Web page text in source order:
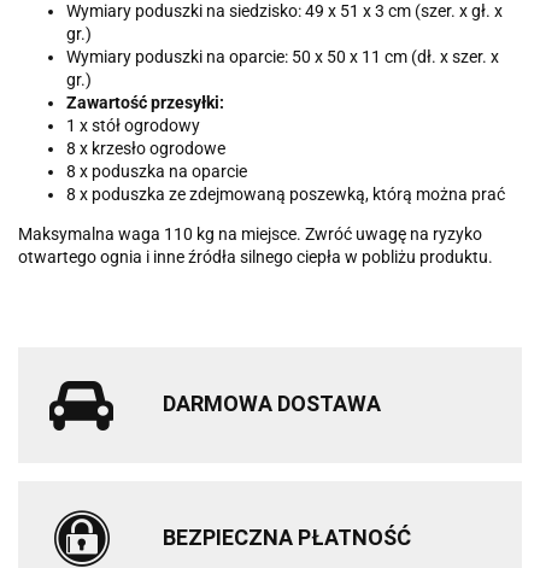
Wymiary poduszki na siedzisko: 49 x 51 x 3 cm (szer. x gł. x
gr.)
Wymiary poduszki na oparcie: 50 x 50 x 11 cm (dł. x szer. x
gr.)
Zawartość przesyłki:
1 x stół ogrodowy
8 x krzesło ogrodowe
8 x poduszka na oparcie
8 x poduszka ze zdejmowaną poszewką, którą można prać
Maksymalna waga 110 kg na miejsce. Zwróć uwagę na ryzyko
otwartego ognia i inne źródła silnego ciepła w pobliżu produktu.
DARMOWA DOSTAWA
BEZPIECZNA PŁATNOŚĆ